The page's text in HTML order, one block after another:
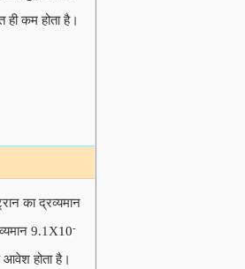
कम होता है।
का द्रव्यमान
9.1X10-
होता है।